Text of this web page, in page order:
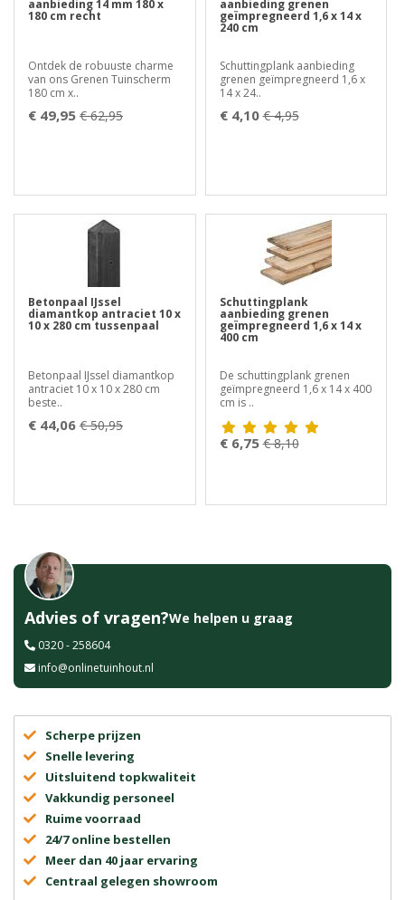
aanbieding 14 mm 180 x
180 cm recht
Ontdek de robuuste charme
van ons Grenen Tuinscherm
180 cm x..
€ 49,95 € 62,95
aanbieding grenen
geïmpregneerd 1,6 x 14 x
240 cm
Schuttingplank aanbieding
grenen geïmpregneerd 1,6 x
14 x 24..
€ 4,10 € 4,95
Betonpaal IJssel
diamantkop antraciet 10 x
10 x 280 cm tussenpaal
Betonpaal IJssel diamantkop
antraciet 10 x 10 x 280 cm
beste..
€ 44,06 € 50,95
Schuttingplank
aanbieding grenen
geïmpregneerd 1,6 x 14 x
400 cm
De schuttingplank grenen
geïmpregneerd 1,6 x 14 x 400
cm is ..
€ 6,75 € 8,10
Advies of vragen?We helpen u graag
0320 - 258604
info@onlinetuinhout.nl
Scherpe prijzen
Snelle levering
Uitsluitend topkwaliteit
Vakkundig personeel
Ruime voorraad
24/7 online bestellen
Meer dan 40 jaar ervaring
Centraal gelegen showroom